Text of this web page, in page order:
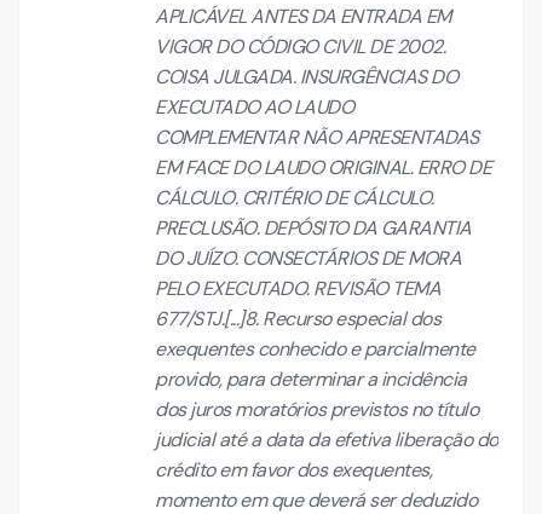
APLICÁVEL ANTES DA ENTRADA EM
VIGOR DO CÓDIGO CIVIL DE 2002.
COISA JULGADA. INSURGÊNCIAS DO
EXECUTADO AO LAUDO
COMPLEMENTAR NÃO APRESENTADAS
EM FACE DO LAUDO ORIGINAL. ERRO DE
CÁLCULO. CRITÉRIO DE CÁLCULO.
PRECLUSÃO. DEPÓSITO DA GARANTIA
DO JUÍZO. CONSECTÁRIOS DE MORA
PELO EXECUTADO. REVISÃO TEMA
677/STJ.[...]8. Recurso especial dos
exequentes conhecido e parcialmente
provido, para determinar a incidência
dos juros moratórios previstos no título
judicial até a data da efetiva liberação do
crédito em favor dos exequentes,
momento em que deverá ser deduzido